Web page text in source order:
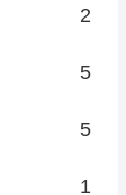
2
5
5
1